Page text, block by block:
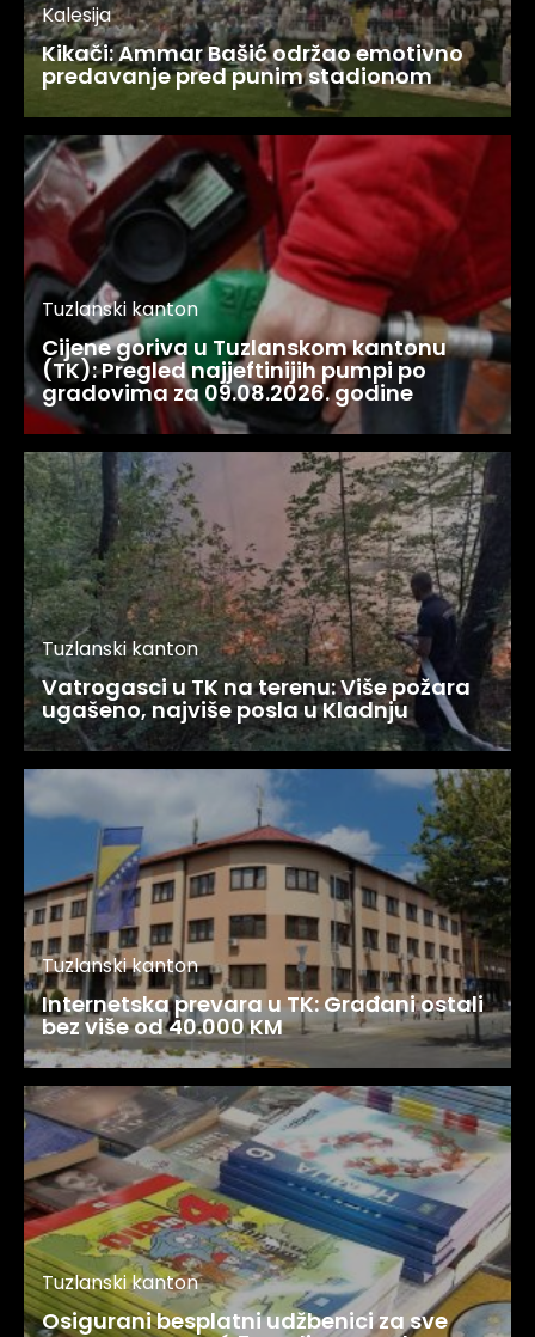
Kalesija
Kikači: Ammar Bašić održao emotivno
predavanje pred punim stadionom
Tuzlanski kanton
Cijene goriva u Tuzlanskom kantonu
(TK): Pregled najjeftinijih pumpi po
gradovima za 09.08.2026. godine
Tuzlanski kanton
Vatrogasci u TK na terenu: Više požara
ugašeno, najviše posla u Kladnju
Tuzlanski kanton
Internetska prevara u TK: Građani ostali
bez više od 40.000 KM
Tuzlanski kanton
Osigurani besplatni udžbenici za sve